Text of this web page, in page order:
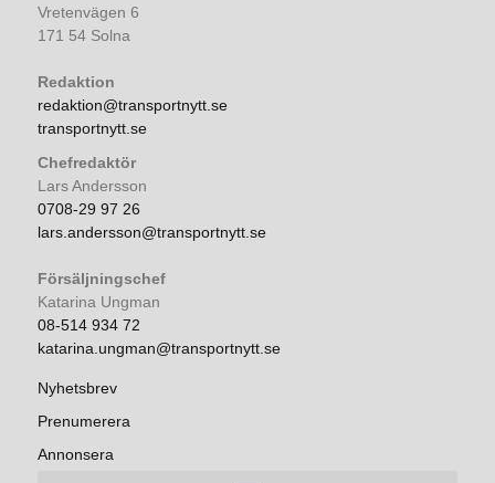
Vretenvägen 6
171 54 Solna
Redaktion
redaktion@transportnytt.se
transportnytt.se
Chefredaktör
Lars Andersson
0708-29 97 26
lars.andersson@transportnytt.se
Försäljningschef
Katarina Ungman
08-514 934 72
katarina.ungman@transportnytt.se
Nyhetsbrev
Prenumerera
Annonsera